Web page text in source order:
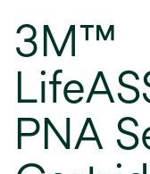
3M™
PNA